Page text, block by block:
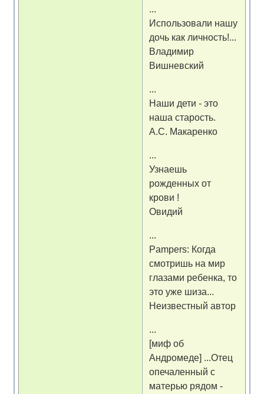
...
Использовали нашу
дочь как личность!...
Владимир
Вишневский
...
Наши дети - это
наша старость.
А.С. Макаренко
...
Узнаешь
рожденных от
крови !
Овидий
...
Pampers: Когда
смотришь на мир
глазами ребенка, то
это уже шиза...
Неизвестный автор
...
[миф об
Андромеде] ...Отец
опечаленный с
матерью рядом -